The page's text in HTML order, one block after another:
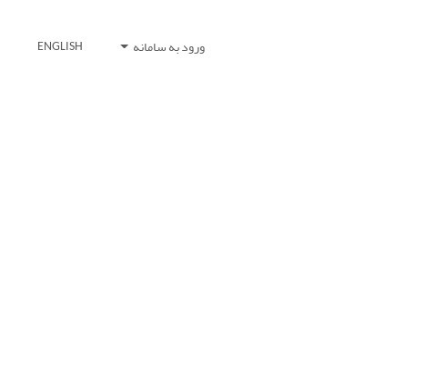
ورود به سامانه ENGLISH